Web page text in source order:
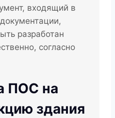
входящий в
разработан
согласно
ПОС на
здания